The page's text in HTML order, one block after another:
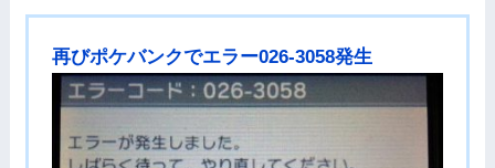
再びポケバンクでエラー026-3058発生